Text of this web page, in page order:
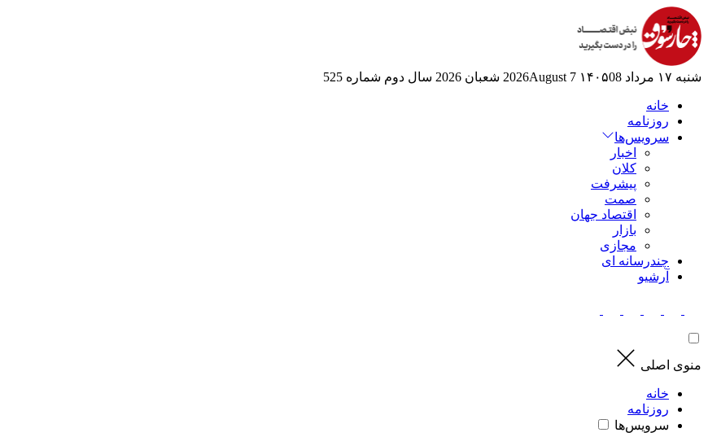
شنبه ۱۷ مرداد ۱۴۰۵ 08 2026August 7 شعبان 2026 سال دوم شماره 525
خانه
روزنامه
سرویس‌ها
اخبار
کلان
پیشرفت
صمت
اقتصاد جهان
بازار
مجازی
چندرسانه ای
آرشیو
منوی اصلی
خانه
روزنامه
سرویس‌ها